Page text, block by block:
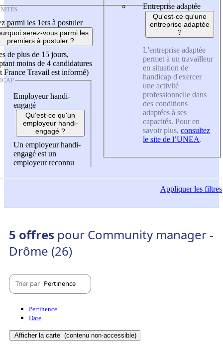
parmi les 1ers à postuler
serez-vous parmi les
premiers à postuler ?
de plus de 15 jours,
moins de 4 candidatures
France Travail est informé)
Employeur handi-
engagé
Qu'est-ce qu'un
employeur handi-
engagé ?
Un employeur handi-
engagé est un
employeur reconnu
Entreprise adaptée
Qu'est-ce qu'une
entreprise adaptée
?
L'entreprise adaptée
permet à un travailleur
en situation de
handicap d'exercer
une activité
professionnelle dans
des conditions
adaptées à ses
capacités. Pour en
savoir plus, consultez
le site de l’UNEA.
Appliquerles filtres
5 offres pour Community manager -
Drôme (26)
Trier par Pertinence
Pertinence
Date
Afficher la carte (contenu non-accessible)